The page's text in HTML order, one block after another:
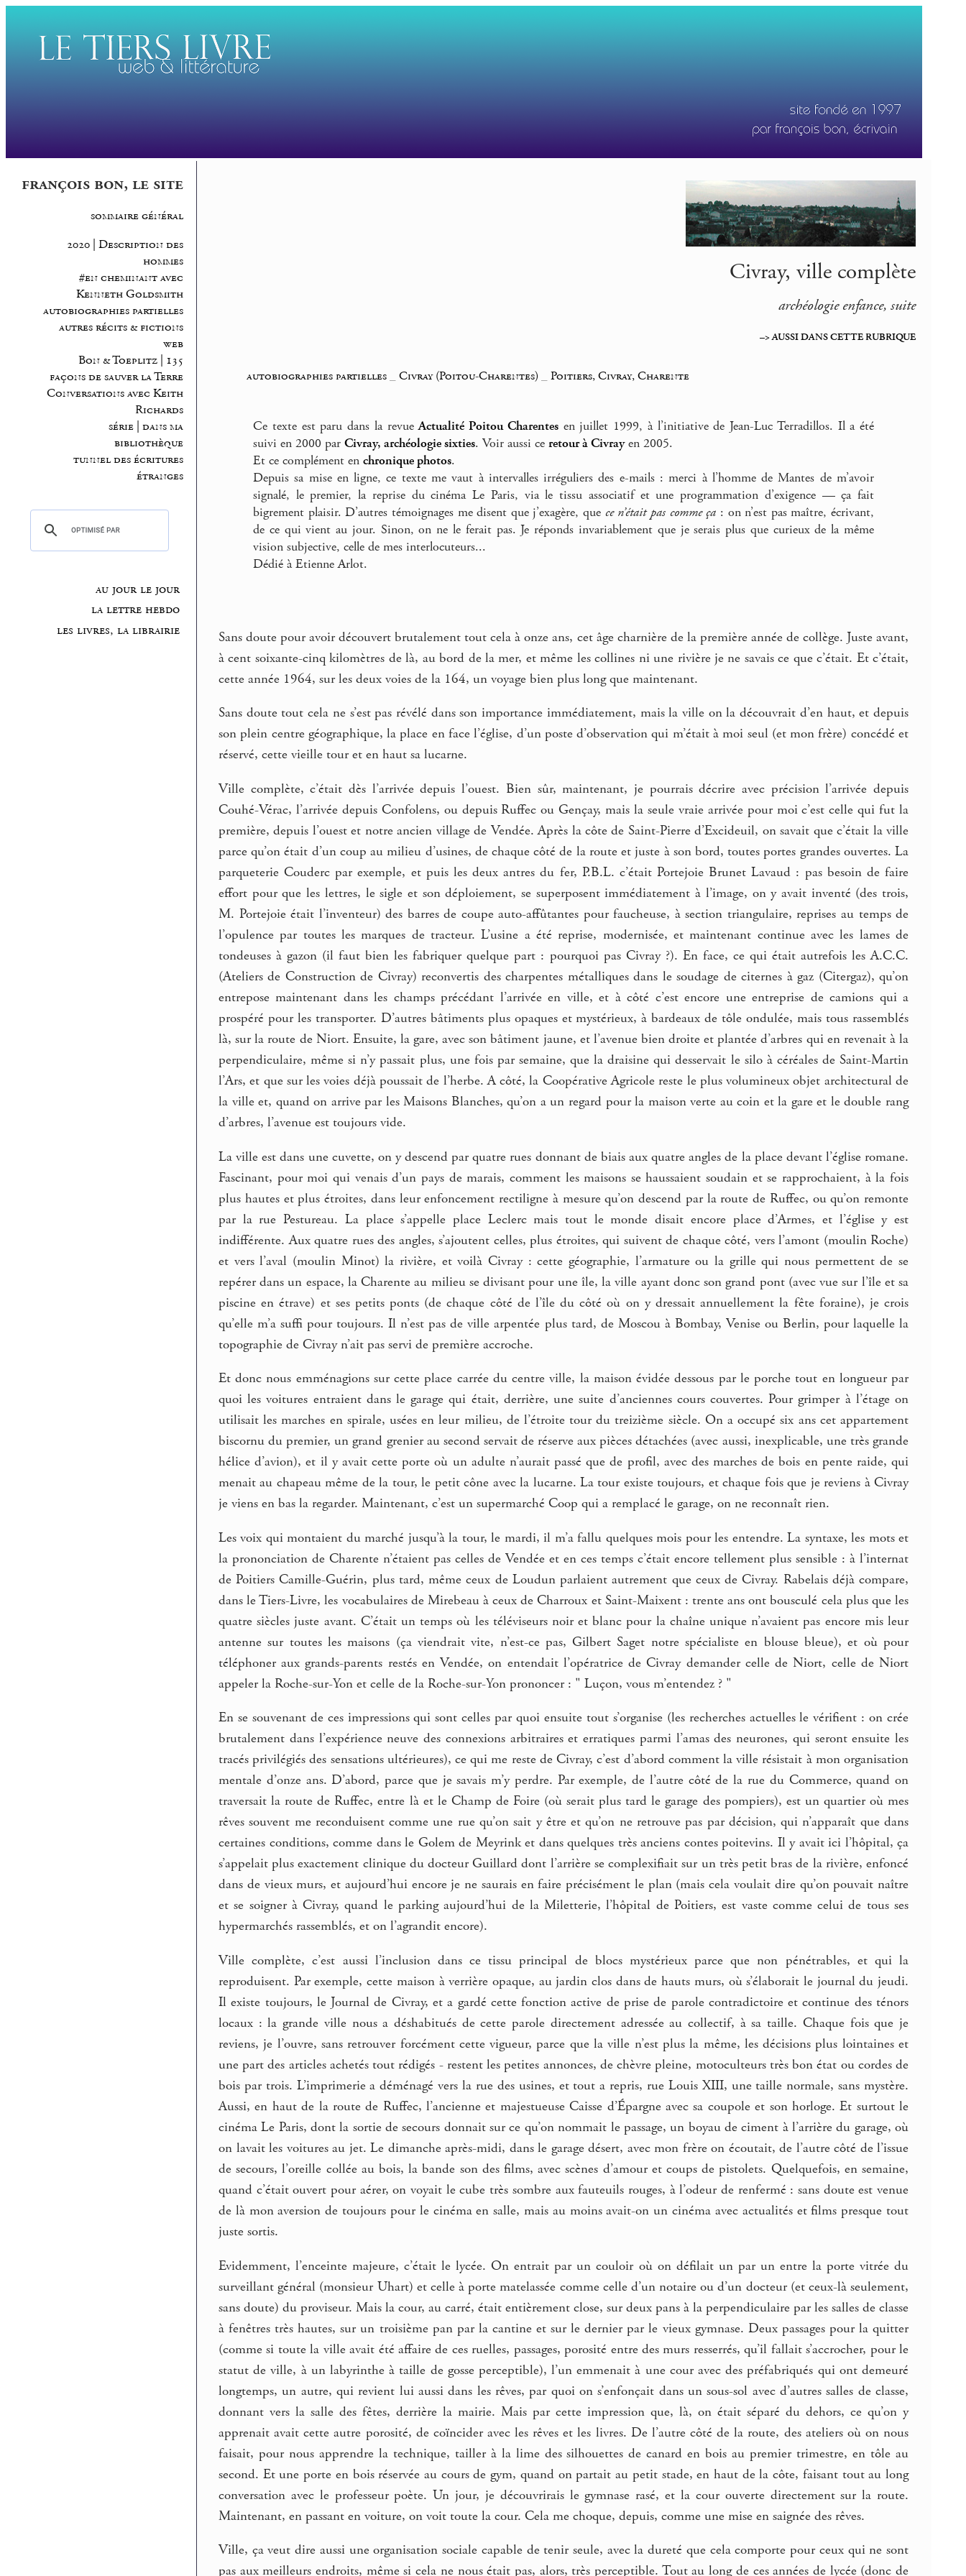
françois bon, le site
sommaire général
2020 | Description des
hommes
#en cheminant avec
Kenneth Goldsmith
autobiographies partielles
autres récits & fictions
web
Bon & Toeplitz | 135
façons de sauver la Terre
Conversations avec Keith
Richards
série | dans ma
bibliothèque
tunnel des écritures
étranges
au jour le jour
la lettre hebdo
les livres, la librairie
Civray, ville complète
archéologie enfance, suite
–> AUSSI DANS CETTE RUBRIQUE
autobiographies partielles _Civray (Poitou-Charentes) _Poitiers, Civray, Charente
Ce texte est paru dans la revueActualité Poitou Charentesen juillet 1999, à l’initiative de Jean-Luc Terradillos. Il a été
suivi en 2000 par Civray, archéologie sixties. Voir aussi ce retour à Civrayen 2005.
Et ce complément en chronique photos.
Depuis sa mise en ligne, ce texte me vaut à intervalles irréguliers des e-mails : merci à l’homme de Mantes de m’avoir
signalé, le premier, la reprise du cinéma Le Paris, via le tissu associatif et une programmation d’exigence — ça fait
bigrement plaisir. D’autres témoignages me disent que j’exagère, que ce n’était pas comme ça : on n’est pas maître, écrivant,
de ce qui vient au jour. Sinon, on ne le ferait pas. Je réponds invariablement que je serais plus que curieux de la même
vision subjective, celle de mes interlocuteurs...
Dédié à Etienne Arlot.
Sans doute pour avoir découvert brutalement tout cela à onze ans, cet âge charnière de la première année de collège. Juste avant,
à cent soixante-cinq kilomètres de là, au bord de la mer, et même les collines ni une rivière je ne savais ce que c’était. Et c’était,
cette année 1964, sur les deux voies de la 164, un voyage bien plus long que maintenant.
Sans doute tout cela ne s’est pas révélé dans son importance immédiatement, mais la ville on la découvrait d’en haut, et depuis
son plein centre géographique, la place en face l’église, d’un poste d’observation qui m’était à moi seul (et mon frère) concédé et
réservé, cette vieille tour et en haut sa lucarne.
Ville complète, c’était dès l’arrivée depuis l’ouest. Bien sûr, maintenant, je pourrais décrire avec précision l’arrivée depuis
Couhé-Vérac, l’arrivée depuis Confolens, ou depuis Ruffec ou Gençay, mais la seule vraie arrivée pour moi c’est celle qui fut la
première, depuis l’ouest et notre ancien village de Vendée. Après la côte de Saint-Pierre d’Excideuil, on savait que c’était la ville
parce qu’on était d’un coup au milieu d’usines, de chaque côté de la route et juste à son bord, toutes portes grandes ouvertes. La
parqueterie Couderc par exemple, et puis les deux antres du fer, P.B.L. c’était Portejoie Brunet Lavaud : pas besoin de faire
effort pour que les lettres, le sigle et son déploiement, se superposent immédiatement à l’image, on y avait inventé (des trois,
M. Portejoie était l’inventeur) des barres de coupe auto-affûtantes pour faucheuse, à section triangulaire, reprises au temps de
l’opulence par toutes les marques de tracteur. L’usine a été reprise, modernisée, et maintenant continue avec les lames de
tondeuses à gazon (il faut bien les fabriquer quelque part : pourquoi pas Civray ?). En face, ce qui était autrefois les A.C.C.
(Ateliers de Construction de Civray) reconvertis des charpentes métalliques dans le soudage de citernes à gaz (Citergaz), qu’on
entrepose maintenant dans les champs précédant l’arrivée en ville, et à côté c’est encore une entreprise de camions qui a
prospéré pour les transporter. D’autres bâtiments plus opaques et mystérieux, à bardeaux de tôle ondulée, mais tous rassemblés
là, sur la route de Niort. Ensuite, la gare, avec son bâtiment jaune, et l’avenue bien droite et plantée d’arbres qui en revenait à la
perpendiculaire, même si n’y passait plus, une fois par semaine, que la draisine qui desservait le silo à céréales de Saint-Martin
l’Ars, et que sur les voies déjà poussait de l’herbe. A côté, la Coopérative Agricole reste le plus volumineux objet architectural de
la ville et, quand on arrive par les Maisons Blanches, qu’on a un regard pour la maison verte au coin et la gare et le double rang
d’arbres, l’avenue est toujours vide.
La ville est dans une cuvette, on y descend par quatre rues donnant de biais aux quatre angles de la place devant l’église romane.
Fascinant, pour moi qui venais d’un pays de marais, comment les maisons se haussaient soudain et se rapprochaient, à la fois
plus hautes et plus étroites, dans leur enfoncement rectiligne à mesure qu’on descend par la route de Ruffec, ou qu’on remonte
par la rue Pestureau. La place s’appelle place Leclerc mais tout le monde disait encore place d’Armes, et l’église y est
indifférente. Aux quatre rues des angles, s’ajoutent celles, plus étroites, qui suivent de chaque côté, vers l’amont (moulin Roche)
et vers l’aval (moulin Minot) la rivière, et voilà Civray : cette géographie, l’armature ou la grille qui nous permettent de se
repérer dans un espace, la Charente au milieu se divisant pour une île, la ville ayant donc son grand pont (avec vue sur l’île et sa
piscine en étrave) et ses petits ponts (de chaque côté de l’île du côté où on y dressait annuellement la fête foraine), je crois
qu’elle m’a suffi pour toujours. Il n’est pas de ville arpentée plus tard, de Moscou à Bombay, Venise ou Berlin, pour laquelle la
topographie de Civray n’ait pas servi de première accroche.
Et donc nous emménagions sur cette place carrée du centre ville, la maison évidée dessous par le porche tout en longueur par
quoi les voitures entraient dans le garage qui était, derrière, une suite d’anciennes cours couvertes. Pour grimper à l’étage on
utilisait les marches en spirale, usées en leur milieu, de l’étroite tour du treizième siècle. On a occupé six ans cet appartement
biscornu du premier, un grand grenier au second servait de réserve aux pièces détachées (avec aussi, inexplicable, une très grande
hélice d’avion), et il y avait cette porte où un adulte n’aurait passé que de profil, avec des marches de bois en pente raide, qui
menait au chapeau même de la tour, le petit cône avec la lucarne. La tour existe toujours, et chaque fois que je reviens à Civray
je viens en bas la regarder. Maintenant, c’est un supermarché Coop qui a remplacé le garage, on ne reconnaît rien.
Les voix qui montaient du marché jusqu’à la tour, le mardi, il m’a fallu quelques mois pour les entendre. La syntaxe, les mots et
la prononciation de Charente n’étaient pas celles de Vendée et en ces temps c’était encore tellement plus sensible : à l’internat
de Poitiers Camille-Guérin, plus tard, même ceux de Loudun parlaient autrement que ceux de Civray. Rabelais déjà compare,
dans le Tiers-Livre, les vocabulaires de Mirebeau à ceux de Charroux et Saint-Maixent : trente ans ont bousculé cela plus que les
quatre siècles juste avant. C’était un temps où les téléviseurs noir et blanc pour la chaîne unique n’avaient pas encore mis leur
antenne sur toutes les maisons (ça viendrait vite, n’est-ce pas, Gilbert Saget notre spécialiste en blouse bleue), et où pour
téléphoner aux grands-parents restés en Vendée, on entendait l’opératrice de Civray demander celle de Niort, celle de Niort
appeler la Roche-sur-Yon et celle de la Roche-sur-Yon prononcer : " Luçon, vous m’entendez ? "
En se souvenant de ces impressions qui sont celles par quoi ensuite tout s’organise (les recherches actuelles le vérifient : on crée
brutalement dans l’expérience neuve des connexions arbitraires et erratiques parmi l’amas des neurones, qui seront ensuite les
tracés privilégiés des sensations ultérieures), ce qui me reste de Civray, c’est d’abord comment la ville résistait à mon organisation
mentale d’onze ans. D’abord, parce que je savais m’y perdre. Par exemple, de l’autre côté de la rue du Commerce, quand on
traversait la route de Ruffec, entre là et le Champ de Foire (où serait plus tard le garage des pompiers), est un quartier où mes
rêves souvent me reconduisent comme une rue qu’on sait y être et qu’on ne retrouve pas par décision, qui n’apparaît que dans
certaines conditions, comme dans le Golem de Meyrink et dans quelques très anciens contes poitevins. Il y avait ici l’hôpital, ça
s’appelait plus exactement clinique du docteur Guillard dont l’arrière se complexifiait sur un très petit bras de la rivière, enfoncé
dans de vieux murs, et aujourd’hui encore je ne saurais en faire précisément le plan (mais cela voulait dire qu’on pouvait naître
et se soigner à Civray, quand le parking aujourd’hui de la Miletterie, l’hôpital de Poitiers, est vaste comme celui de tous ses
hypermarchés rassemblés, et on l’agrandit encore).
Ville complète, c’est aussi l’inclusion dans ce tissu principal de blocs mystérieux parce que non pénétrables, et qui la
reproduisent. Par exemple, cette maison à verrière opaque, au jardin clos dans de hauts murs, où s’élaborait le journal du jeudi.
Il existe toujours, le Journal de Civray, et a gardé cette fonction active de prise de parole contradictoire et continue des ténors
locaux : la grande ville nous a déshabitués de cette parole directement adressée au collectif, à sa taille. Chaque fois que je
reviens, je l’ouvre, sans retrouver forcément cette vigueur, parce que la ville n’est plus la même, les décisions plus lointaines et
une part des articles achetés tout rédigés - restent les petites annonces, de chèvre pleine, motoculteurs très bon état ou cordes de
bois par trois. L’imprimerie a déménagé vers la rue des usines, et tout a repris, rue Louis XIII, une taille normale, sans mystère.
Aussi, en haut de la route de Ruffec, l’ancienne et majestueuse Caisse d’Épargne avec sa coupole et son horloge. Et surtout le
cinéma Le Paris, dont la sortie de secours donnait sur ce qu’on nommait le passage, un boyau de ciment à l’arrière du garage, où
on lavait les voitures au jet. Le dimanche après-midi, dans le garage désert, avec mon frère on écoutait, de l’autre côté de l’issue
de secours, l’oreille collée au bois, la bande son des films, avec scènes d’amour et coups de pistolets. Quelquefois, en semaine,
quand c’était ouvert pour aérer, on voyait le cube très sombre aux fauteuils rouges, à l’odeur de renfermé : sans doute est venue
de là mon aversion de toujours pour le cinéma en salle, mais au moins avait-on un cinéma avec actualités et films presque tout
juste sortis.
Evidemment, l’enceinte majeure, c’était le lycée. On entrait par un couloir où on défilait un par un entre la porte vitrée du
surveillant général (monsieur Uhart) et celle à porte matelassée comme celle d’un notaire ou d’un docteur (et ceux-là seulement,
sans doute) du proviseur. Mais la cour, au carré, était entièrement close, sur deux pans à la perpendiculaire par les salles de classe
à fenêtres très hautes, sur un troisième pan par la cantine et sur le dernier par le vieux gymnase. Deux passages pour la quitter
(comme si toute la ville avait été affaire de ces ruelles, passages, porosité entre des murs resserrés, qu’il fallait s’accrocher, pour le
statut de ville, à un labyrinthe à taille de gosse perceptible), l’un emmenait à une cour avec des préfabriqués qui ont demeuré
longtemps, un autre, qui revient lui aussi dans les rêves, par quoi on s’enfonçait dans un sous-sol avec d’autres salles de classe,
donnant vers la salle des fêtes, derrière la mairie. Mais par cette impression que, là, on était séparé du dehors, ce qu’on y
apprenait avait cette autre porosité, de coïncider avec les rêves et les livres. De l’autre côté de la route, des ateliers où on nous
faisait, pour nous apprendre la technique, tailler à la lime des silhouettes de canard en bois au premier trimestre, en tôle au
second. Et une porte en bois réservée au cours de gym, quand on partait au petit stade, en haut de la côte, faisant tout au long
conversation avec le professeur poète. Un jour, je découvrirais le gymnase rasé, et la cour ouverte directement sur la route.
Maintenant, en passant en voiture, on voit toute la cour. Cela me choque, depuis, comme une mise en saignée des rêves.
Ville, ça veut dire aussi une organisation sociale capable de tenir seule, avec la dureté que cela comporte pour ceux qui ne sont
pas aux meilleurs endroits, même si cela ne nous était pas, alors, très perceptible. Tout au long de ces années de lycée (donc de